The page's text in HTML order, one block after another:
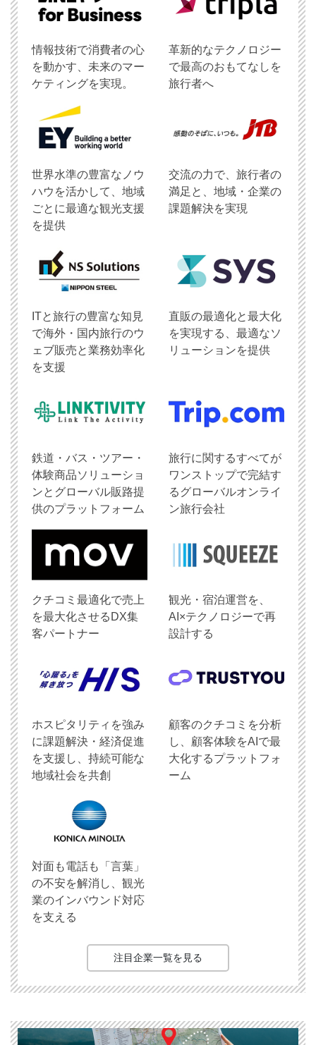
情報技術で消費者の心
を動かす、未来のマー
ケティングを実現。
革新的なテクノロジー
で最高のおもてなしを
旅行者へ
世界水準の豊富なノウ
ハウを活かして、地域
ごとに最適な観光支援
を提供
交流の力で、旅行者の
満足と、地域・企業の
課題解決を実現
ITと旅行の豊富な知見
で海外・国内旅行のウ
ェブ販売と業務効率化
を支援
直販の最適化と最大化
を実現する、最適なソ
リューションを提供
鉄道・バス・ツアー・
体験商品ソリューショ
ンとグローバル販路提
供のプラットフォーム
旅行に関するすべてが
ワンストップで完結す
るグローバルオンライ
ン旅行会社
クチコミ最適化で売上
を最大化させるDX集
客パートナー
観光・宿泊運営を、
AI×テクノロジーで再
設計する
ホスピタリティを強み
に課題解決・経済促進
を支援し、持続可能な
地域社会を共創
顧客のクチコミを分析
し、顧客体験をAIで最
大化するプラットフォ
ーム
対面も電話も「言葉」
の不安を解消し、観光
業のインバウンド対応
を支える
注目企業一覧を見る